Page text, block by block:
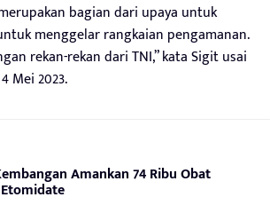
bagian dari upaya untuk
menggelar rangkaian pengamanan.
rekan-rekan dari TNI,” kata Sigit usai
Mei 2023.
Amankan 74 Ribu Obat